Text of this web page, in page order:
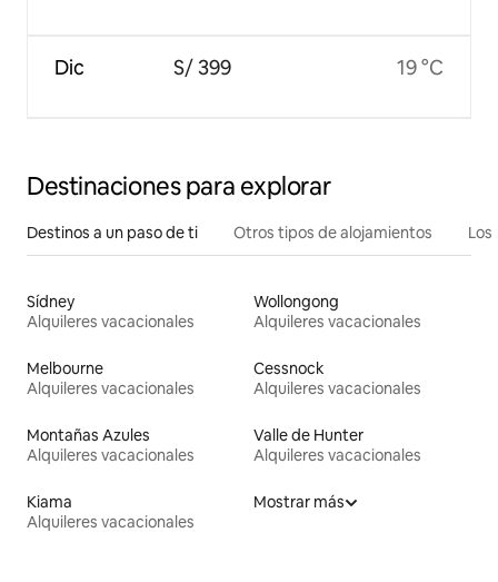
Dic S/ 399 19 °C
Destinaciones para explorar
Destinos a un paso de ti Otros tipos de alojamientos
Sídney
Alquileres vacacionales
Wollongong
Alquileres vacacionales
Melbourne
Alquileres vacacionales
Cessnock
Alquileres vacacionales
Montañas Azules
Alquileres vacacionales
Valle de Hunter
Alquileres vacacionales
Kiama
Alquileres vacacionales
Mostrar más